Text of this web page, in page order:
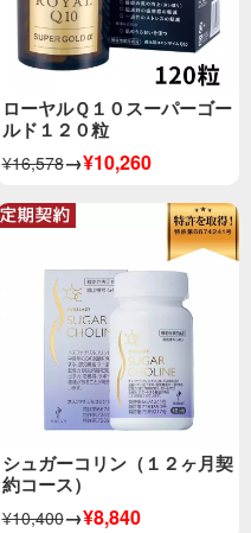
ローヤルＱ１０スーパーゴー
ルド１２０粒
¥16,578→¥10,260
シュガーコリン（１２ヶ月契
約コース）
¥10,400→¥8,840